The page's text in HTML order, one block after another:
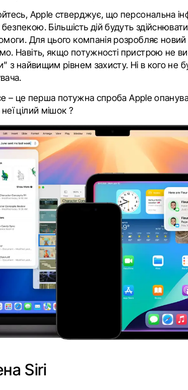
Apple стверджує, що персональна
Більшість дій будуть
Для цього компанія розробляє
Навіть, якщо потужності пристрою не
з найвищим рівнем захисту. Ні в кого не
– це перша потужна спроба Apple
цілий мішок ?
Siri